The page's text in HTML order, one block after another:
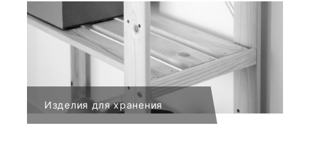
Изделия для хранения